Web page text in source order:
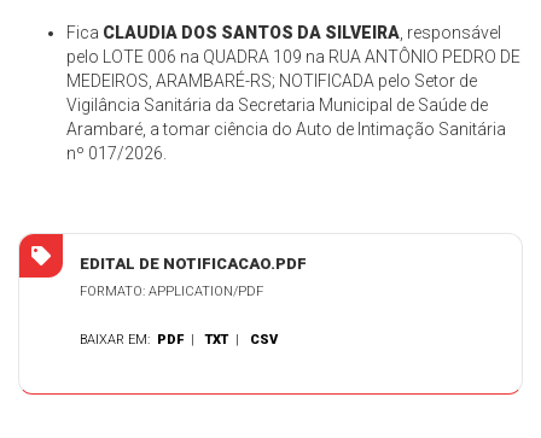
Fica CLAUDIA DOS SANTOS DA SILVEIRA , responsável
pelo LOTE 006 na QUADRA 109 na RUA ANTÔNIO PEDRO DE
MEDEIROS, ARAMBARÉ-RS; NOTIFICADA pelo Setor de
Vigilância Sanitária da Secretaria Municipal de Saúde de
Arambaré, a tomar ciência do Auto de Intimação Sanitária
nº 017/2026.
EDITAL DE NOTIFICACAO.PDF
FORMATO: APPLICATION/PDF
BAIXAR EM: PDF |TXT | CSV